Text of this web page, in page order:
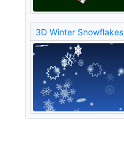
3D Winter Snowflakes